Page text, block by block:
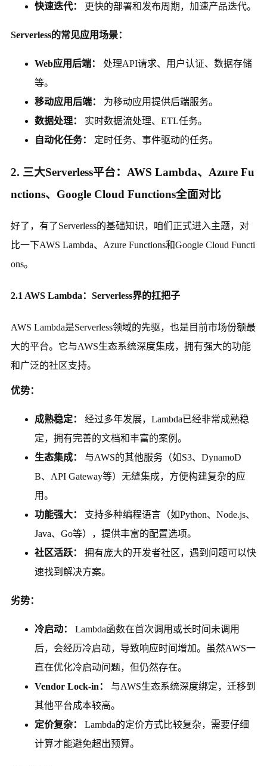
快速迭代：
更快的部署和发布周期，加速产品迭代。
Serverless的常见应用场景：
Web应用后端：
处理API请求、用户认证、数据存储
等。
移动应用后端：
为移动应用提供后端服务。
数据处理：
实时数据流处理、ETL任务。
自动化任务：
定时任务、事件驱动的任务。
2. 三大Serverless平台：AWS Lambda、Azure Fu
nctions、Google Cloud Functions全面对比
好了，有了Serverless的基础知识，咱们正式进入主题，对
比一下AWS Lambda、Azure Functions和Google Cloud Functi
ons。
2.1 AWS Lambda：Serverless界的扛把子
AWS Lambda是Serverless领域的先驱，也是目前市场份额最
大的平台。它与AWS生态系统深度集成，拥有强大的功能
和广泛的社区支持。
优势：
成熟稳定：
经过多年发展，Lambda已经非常成熟稳
定，拥有完善的文档和丰富的案例。
生态集成：
与AWS的其他服务（如S3、DynamoD
B、API Gateway等）无缝集成，方便构建复杂的应
用。
功能强大：
支持多种编程语言（如Python、Node.js、
Java、Go等），提供丰富的配置选项。
社区活跃：
拥有庞大的开发者社区，遇到问题可以快
速找到解决方案。
劣势：
冷启动：
Lambda函数在首次调用或长时间未调用
后，会经历冷启动，导致响应时间增加。虽然AWS一
直在优化冷启动问题，但仍然存在。
Vendor Lock-in：
与AWS生态系统深度绑定，迁移到
其他平台成本较高。
定价复杂：
Lambda的定价方式比较复杂，需要仔细
计算才能避免超出预算。